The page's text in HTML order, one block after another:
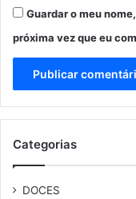
Guardar o meu
próxima vez que eu
Categorias
DOCES